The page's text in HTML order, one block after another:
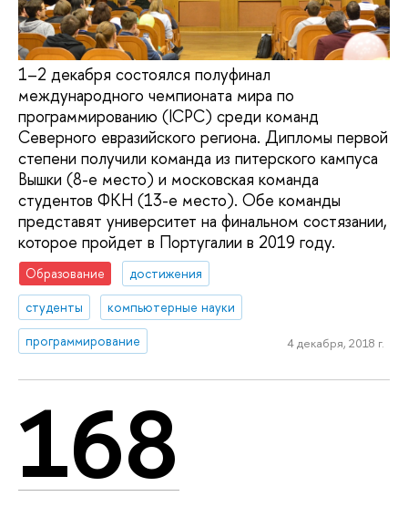
1–2 декабря состоялся полуфинал
международного чемпионата мира по
программированию (ICPC) среди команд
Северного евразийского региона. Дипломы первой
степени получили команда из питерского кампуса
Вышки (8-е место) и московская команда
студентов ФКН (13-е место). Обе команды
представят университет на финальном состязании,
которое пройдет в Португалии в 2019 году.
Образование
достижения
студенты
компьютерные науки
программирование
4 декабря, 2018 г.
168